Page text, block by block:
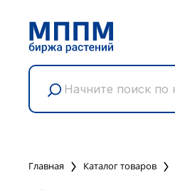
Главная Каталог товаров